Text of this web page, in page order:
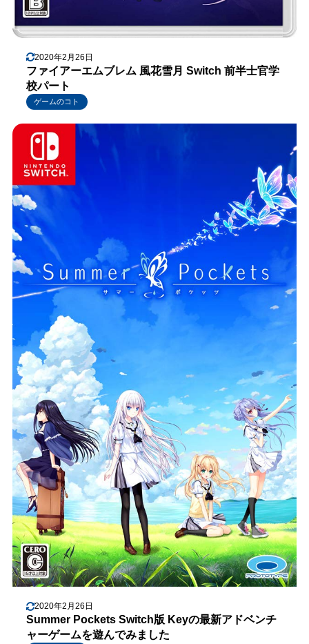
2020年2月26日
ファイアーエムブレム 風花雪月 Switch 前半士官学
校パート
ゲームのコト
2020年2月26日
Summer Pockets Switch版 Keyの最新アドベンチ
ャーゲームを遊んでみました